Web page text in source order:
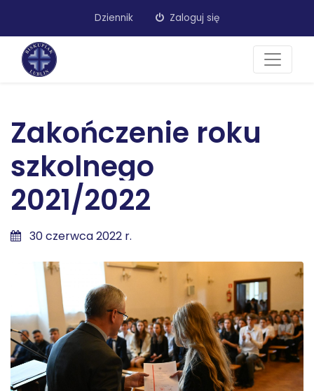
Dziennik Zaloguj się
Zakończenie roku
szkolnego
2021/2022
30 czerwca 2022 r.